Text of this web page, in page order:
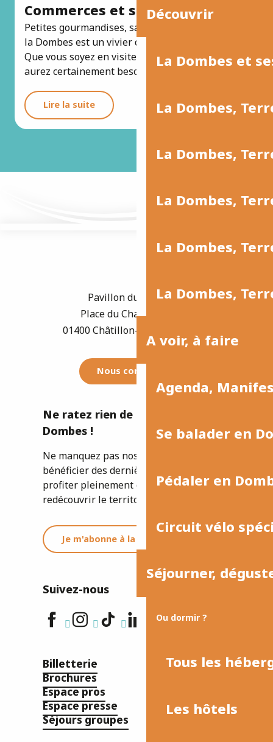
Découvrir
La Dombes et
La Dombes,
La Dombes,
La Dombes,
La Dombes,
La Dombes,
A voir, à faire
Agenda,
Se balader en
Pédaler en
Circuit vélo
Séjourner,
Ou dormir ?
Tous les
Les hôtels
Commerces et services
Petites gourmandises, savoir-faire et artisanat,
la Dombes est un vivier de bonnes adresses …
Que vous soyez en visite ou en séjour, vous
aurez certainement besoin de...
Lire la suite
Pavillon du Tourisme
Place du Champ de Foire
01400 Châtillon-sur-Chalaronne
Nous contacter
Ne ratez rien de l'actualité de la
Dombes !
Ne manquez pas nos newsletters pour
bénéficier des dernières informations et
profiter pleinement de votre séjour ou
redécouvrir le territoire.
Je m'abonne à la newsletter
Suivez-nous
Billetterie
Brochures
Espace pros
Espace presse
Séjours groupes